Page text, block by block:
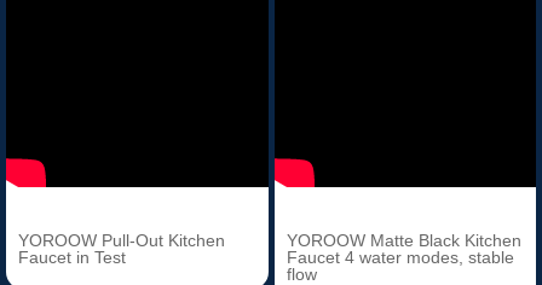
YOROOW Pull-Out Kitchen
Faucet in Test
YOROOW Matte Black Kitchen
Faucet 4 water modes, stable
flow